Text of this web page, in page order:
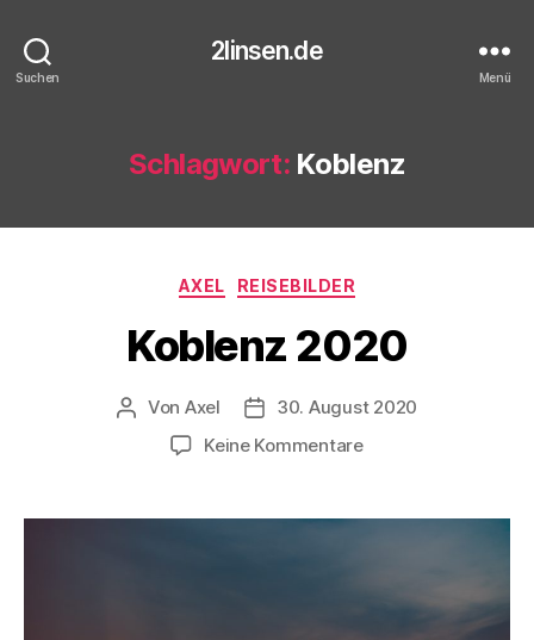
Suchen
2linsen.de
Menü
Schlagwort: Koblenz
Kategorien
AXEL REISEBILDER
Koblenz 2020
Beitragsautor
Von Axel Veröffentlichungsdatum
30. August 2020
Keine Kommentarezu